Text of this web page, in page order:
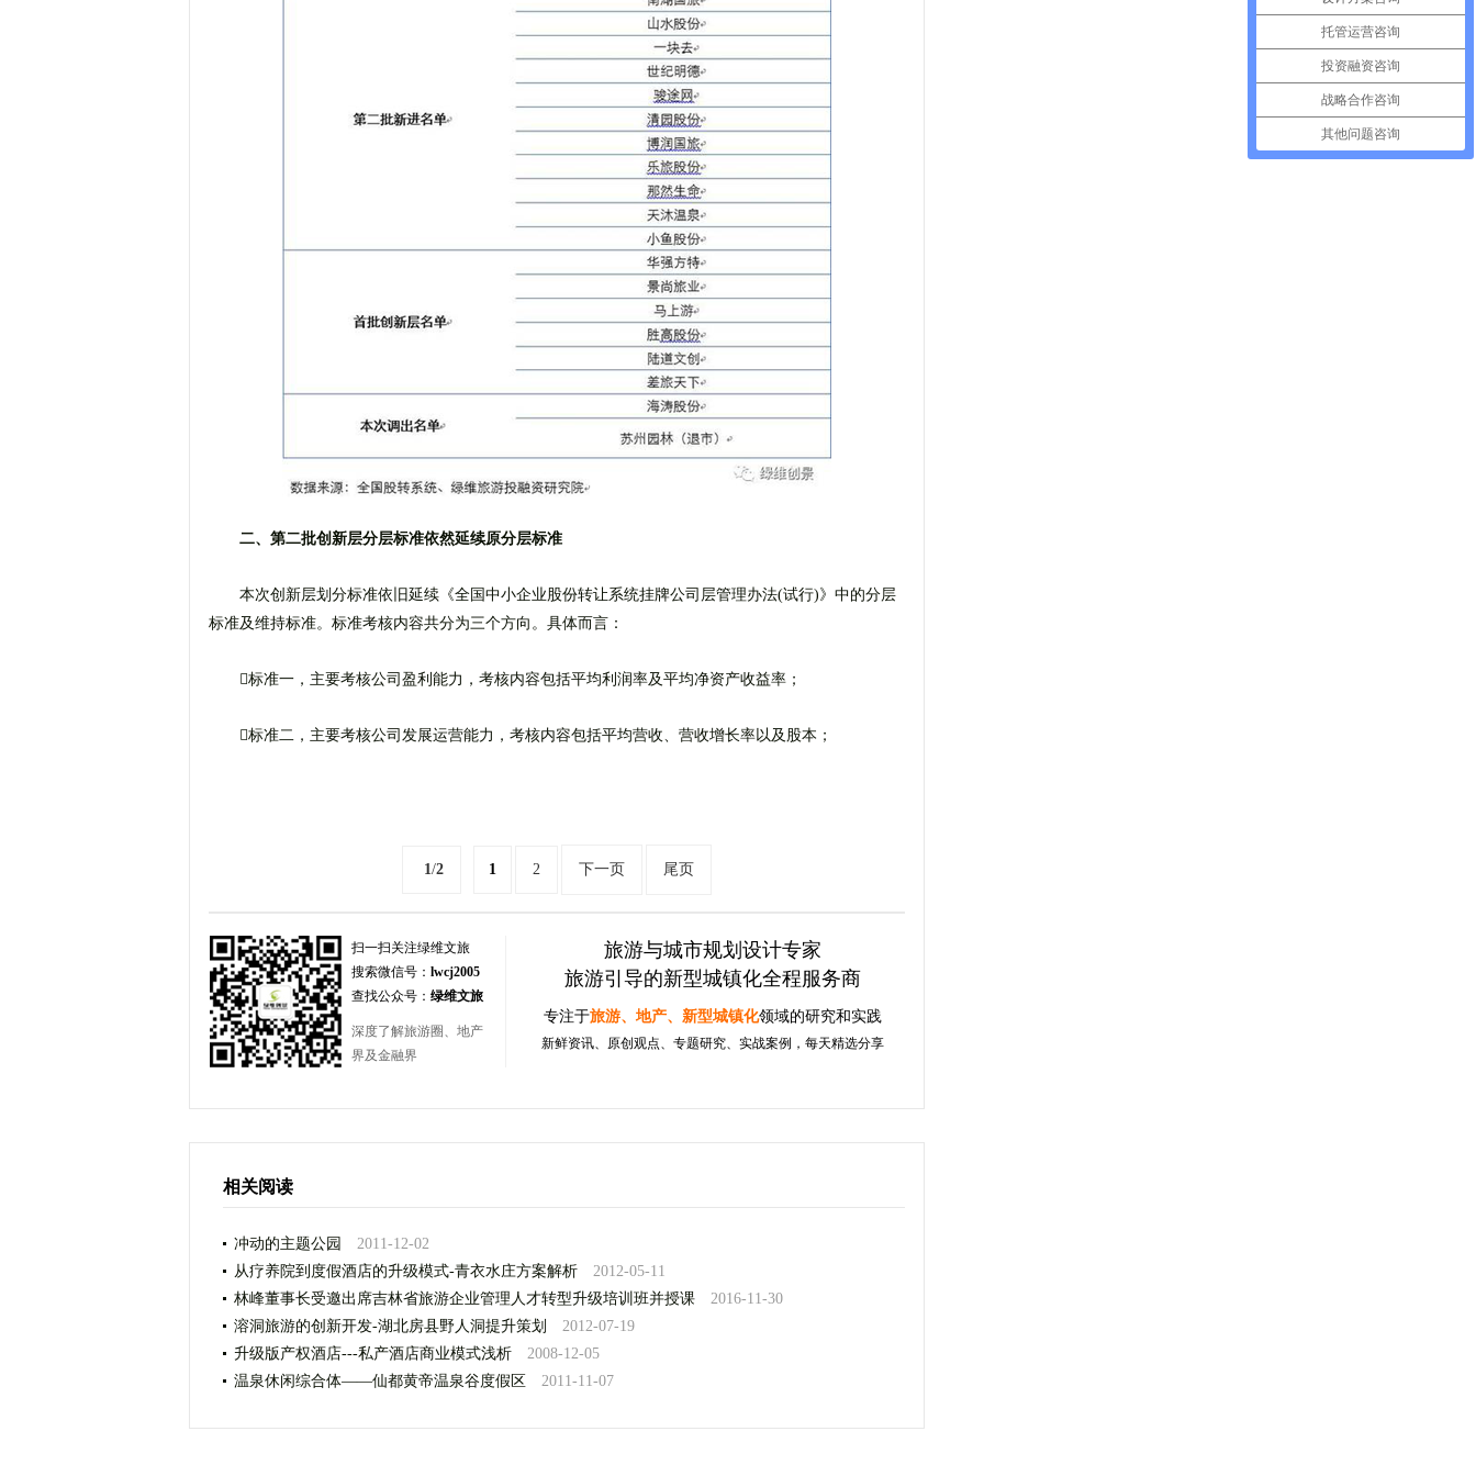
二、第二批创新层分层标准依然延续原分层标准
本次创新层划分标准依旧延续《全国中小企业股份转让系统挂牌公司层管理办法(试行)》中的分层
标准及维持标准。标准考核内容共分为三个方向。具体而言：
标准一，主要考核公司盈利能力，考核内容包括平均利润率及平均净资产收益率；
标准二，主要考核公司发展运营能力，考核内容包括平均营收、营收增长率以及股本；
1/2 1 2 下一页 尾页
扫一扫关注绿维文旅
搜索微信号： lwcj2005
查找公众号： 绿维文旅
深度了解旅游圈、地产
界及金融界
旅游与城市规划设计专家
旅游引导的新型城镇化全程服务商
专注于旅游、地产、新型城镇化领域的研究和实践
新鲜资讯、原创观点、专题研究、实战案例，每天精选分享
相关阅读
冲动的主题公园
2011-12-02
从疗养院到度假酒店的升级模式-青衣水庄方案解析
2012-05-11
林峰董事长受邀出席吉林省旅游企业管理人才转型升级培训班并授课
2016-11-30
溶洞旅游的创新开发-湖北房县野人洞提升策划
2012-07-19
升级版产权酒店---私产酒店商业模式浅析
2008-12-05
温泉休闲综合体――仙都黄帝温泉谷度假区
2011-11-07
托管运营咨询
投资融资咨询
战略合作咨询
其他问题咨询